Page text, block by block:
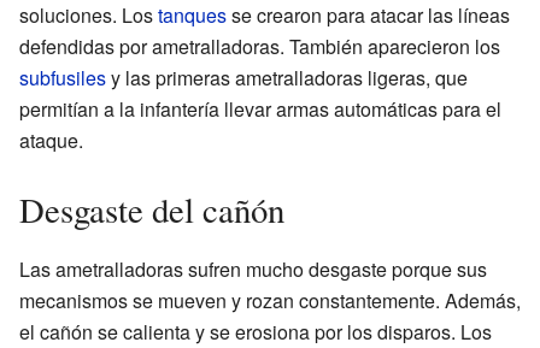
soluciones. Lostanquesse crearon para atacar las líneas
defendidas por ametralladoras. También aparecieron los
subfusilesy las primeras ametralladoras ligeras, que
permitían a la infantería llevar armas automáticas para el
ataque.
Desgaste del cañón
Las ametralladoras sufren mucho desgaste porque sus
mecanismos se mueven y rozan constantemente. Además,
el cañón se calienta y se erosiona por los disparos. Los